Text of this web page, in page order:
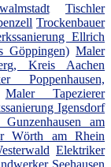
Tischler
Trockenbauer
Ellrich
Göppingen) Maler
Kreis Aachen
Poppenhausen,
Maler Tapezierer
Igensdorf
Gunzenhausen am
Wörth am Rhein
Elektriker
Seehausen